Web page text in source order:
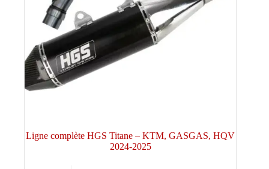
Ligne complète HGS Titane – KTM, GASGAS, HQV
2024-2025